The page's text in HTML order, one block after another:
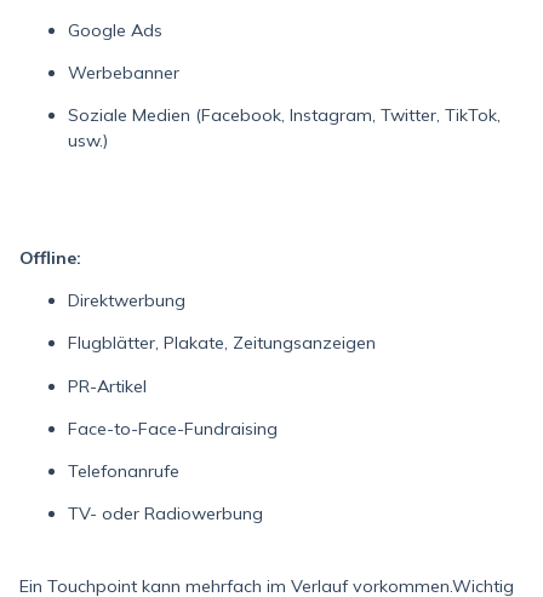
Google Ads
Werbebanner
Soziale Medien (Facebook, Instagram, Twitter, TikTok,
usw.)
Offline:
Direktwerbung
Flugblätter, Plakate, Zeitungsanzeigen
PR-Artikel
Face-to-Face-Fundraising
Telefonanrufe
TV- oder Radiowerbung
Ein Touchpoint kann mehrfach im Verlauf vorkommen.Wichtig